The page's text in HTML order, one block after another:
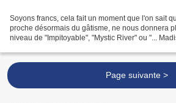
Soyons francs, cela fait un moment que l'on sait
proche désormais du gâtisme, ne nous donnera
niveau de "Impitoyable", "Mystic River" ou "...
Page suivante >